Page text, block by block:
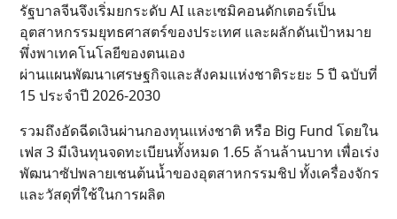
รัฐบาลจีนจึงเริ่มยกระดับ AI และเซมิคอนดักเตอร์เป็น
อุตสาหกรรมยุทธศาสตร์ของประเทศ และผลักดันเป้าหมาย
พึ่งพาเทคโนโลยีของตนเอง
ผ่านแผนพัฒนาเศรษฐกิจและสังคมแห่งชาติระยะ 5 ปี ฉบับที่
15 ประจำปี 2026-2030
รวมถึงอัดฉีดเงินผ่านกองทุนแห่งชาติ หรือ Big Fund โดยใน
เฟส 3 มีเงินทุนจดทะเบียนทั้งหมด 1.65 ล้านล้านบาท เพื่อเร่ง
พัฒนาซัปพลายเชนต้นน้ำของอุตสาหกรรมชิป ทั้งเครื่องจักร
และวัสดุที่ใช้ในการผลิต